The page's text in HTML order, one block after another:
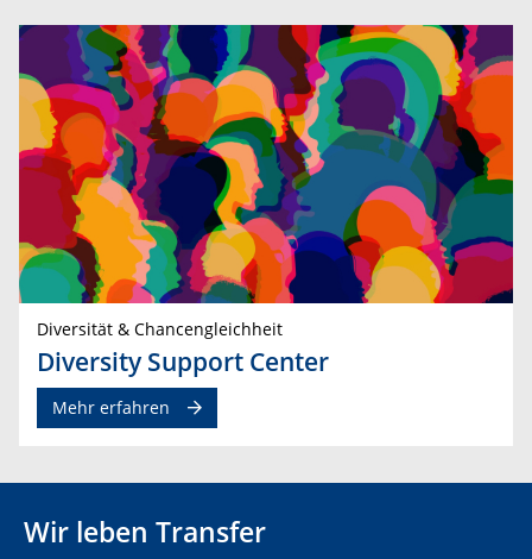
Diversität & Chancengleichheit
Diversity Support Center
Mehr erfahren
Wir leben Transfer